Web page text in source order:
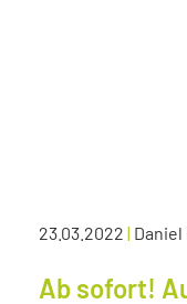
23.03.2022 |
Ab sofort!